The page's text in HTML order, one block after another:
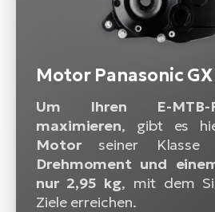
Motor Panasonic GX
Um Ihren E-MTB-
maximieren, gibt es
Motor seiner Klasse
Drehmoment und
nur 2,95 kg, mit dem
Ziele erreichen.